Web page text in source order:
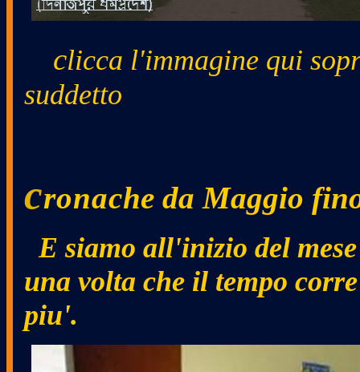
clicca l'immagine qui
suddetto
cronache da Maggio
E siamo all'inizio del
una volta che il tempo
piu'.